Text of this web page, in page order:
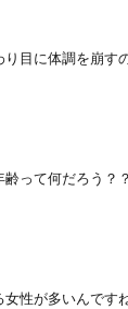
目に体調を崩す
って何だろう？
性が多いんで